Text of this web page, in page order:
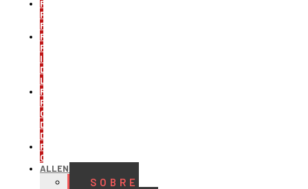
REFRIGERAÇÃO
PARA
FRIGORÍFICOS
REFRIGERAÇÃO
PARA
INDÚSTRIA
DE
LATICÍNIOS
REFRIGERAÇÃO
PARA
CENTROS
DE
DISTRIBUIÇÃO
PROJETOS
CUSTOMIZADOS
ALLENGE
SOBRE